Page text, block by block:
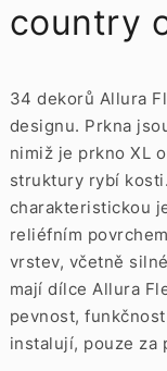
country
34 dekorů Allura
designu. Prkna
nimiž je prkno XL
struktury rybí
charakteristickou
reliéfním
vrstev, včetně
mají dílce Allura
pevnost,
instalují, pouze za